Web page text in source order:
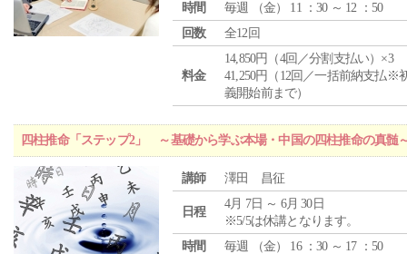
時間
毎週 （金） 11 ：30 ～ 12 ：50
回数
全12回
料金
14,850円（4回／分割支払い）×3
41,250円（12回／一括前納支払※
義開始前まで）
四柱推命「ステップ2」 ～基礎から学ぶ本場・中国の四柱推命の真髄
講師 澤田 昌征
日程
4月 7日 ～ 6月 30日
※5/5は休講となります。
時間
毎週 （金） 16 ：30 ～ 17 ：50